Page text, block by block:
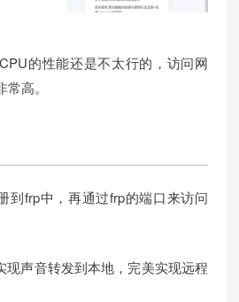
的性能还是不太行的，访问网
高。
到frp中，再通过frp的端口来访问
现声音转发到本地，完美实现远程